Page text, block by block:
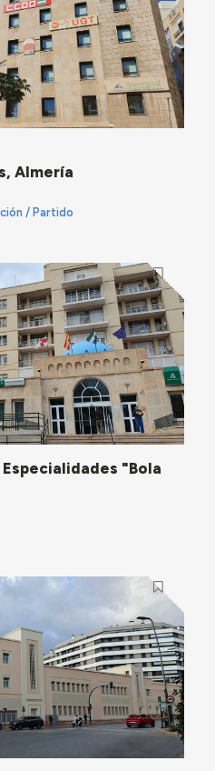
Almería
/ Partido
"Bola